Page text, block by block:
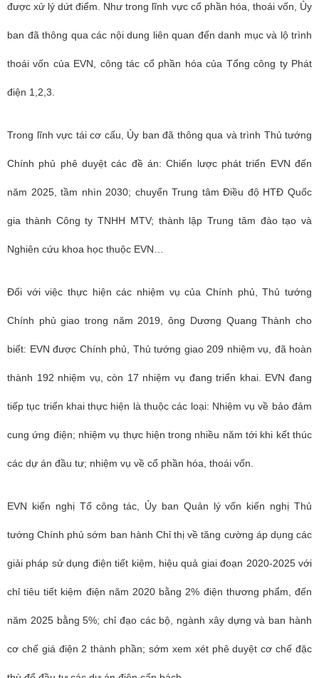
được xử lý dứt điểm. Như trong lĩnh vực cổ phần hóa, thoái vốn, Ủy
ban đã thông qua các nội dung liên quan đến danh mục và lộ trình
thoái vốn của EVN, công tác cổ phần hóa của Tổng công ty Phát
điện 1,2,3.
Trong lĩnh vực tái cơ cấu, Ủy ban đã thông qua và trình Thủ tướng
Chính phủ phê duyệt các đề án: Chiến lược phát triển EVN đến
năm 2025, tầm nhìn 2030; chuyển Trung tâm Điều độ HTĐ Quốc
gia thành Công ty TNHH MTV; thành lập Trung tâm đào tạo và
Nghiên cứu khoa học thuộc EVN…
Đối với việc thực hiện các nhiệm vụ của Chính phủ, Thủ tướng
Chính phủ giao trong năm 2019, ông Dương Quang Thành cho
biết: EVN được Chính phủ, Thủ tướng giao 209 nhiệm vụ, đã hoàn
thành 192 nhiệm vụ, còn 17 nhiệm vụ đang triển khai. EVN đang
tiếp tục triển khai thực hiện là thuộc các loại: Nhiệm vụ về bảo đảm
cung ứng điện; nhiệm vụ thực hiện trong nhiều năm tới khi kết thúc
các dự án đầu tư; nhiệm vụ về cổ phần hóa, thoái vốn.
EVN kiến nghị Tổ công tác, Ủy ban Quản lý vốn kiến nghị Thủ
tướng Chính phủ sớm ban hành Chỉ thị về tăng cường áp dụng các
giải pháp sử dụng điện tiết kiệm, hiệu quả giai đoạn 2020-2025 với
chỉ tiêu tiết kiệm điện năm 2020 bằng 2% điện thương phẩm, đến
năm 2025 bằng 5%; chỉ đạo các bộ, ngành xây dựng và ban hành
cơ chế giá điện 2 thành phần; sớm xem xét phê duyệt cơ chế đặc